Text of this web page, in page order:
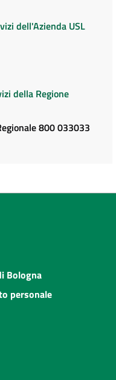
dell'Azienda USL
della Regione
800 033033
Bologna
personale